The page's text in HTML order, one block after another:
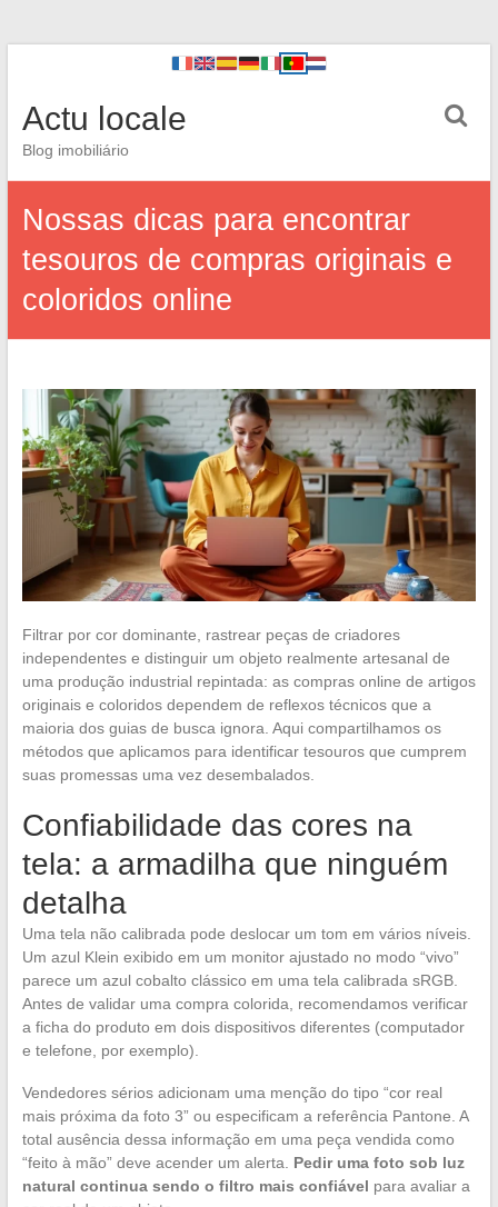
Actu locale
Blog imobiliário
Nossas dicas para encontrar
tesouros de compras originais e
coloridos online
Filtrar por cor dominante, rastrear peças de criadores
independentes e distinguir um objeto realmente artesanal de
uma produção industrial repintada: as compras online de artigos
originais e coloridos dependem de reflexos técnicos que a
maioria dos guias de busca ignora. Aqui compartilhamos os
métodos que aplicamos para identificar tesouros que cumprem
suas promessas uma vez desembalados.
Confiabilidade das cores na
tela: a armadilha que ninguém
detalha
Uma tela não calibrada pode deslocar um tom em vários níveis.
Um azul Klein exibido em um monitor ajustado no modo “vivo”
parece um azul cobalto clássico em uma tela calibrada sRGB.
Antes de validar uma compra colorida, recomendamos verificar
a ficha do produto em dois dispositivos diferentes (computador
e telefone, por exemplo).
Vendedores sérios adicionam uma menção do tipo “cor real
mais próxima da foto 3” ou especificam a referência Pantone. A
total ausência dessa informação em uma peça vendida como
“feito à mão” deve acender um alerta. Pedir uma foto sob luz
natural continua sendo o filtro mais confiável para avaliar a